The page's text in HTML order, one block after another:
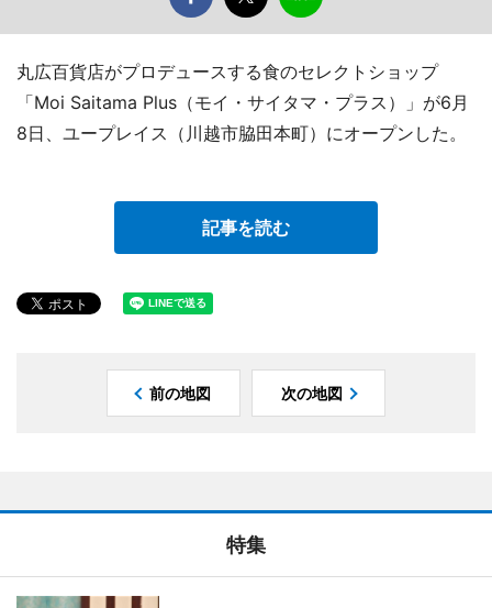
丸広百貨店がプロデュースする食のセレクトショップ
「Moi Saitama Plus（モイ・サイタマ・プラス）」が6月
8日、ユープレイス（川越市脇田本町）にオープンした。
記事を読む
前の地図 次の地図
特集